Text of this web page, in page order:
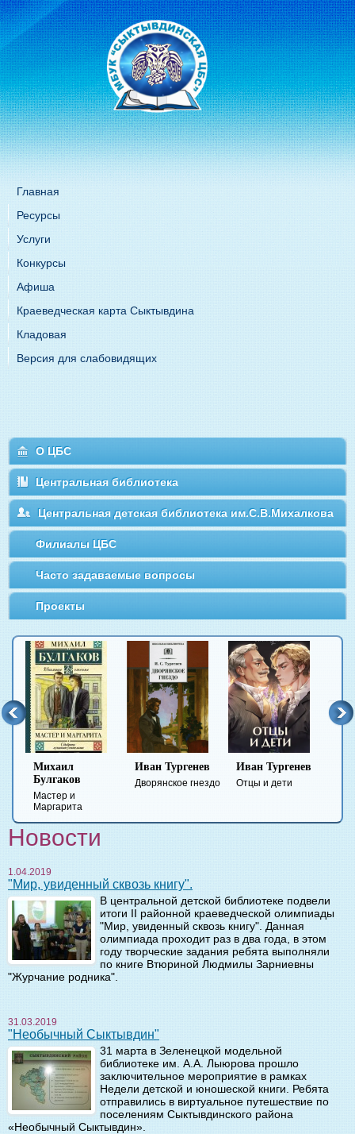
Главная
Ресурсы
Услуги
Конкурсы
Афиша
Краеведческая карта Сыктывдина
Кладовая
Версия для слабовидящих
О ЦБС
Центральная библиотека
Центральная детская библиотека им.С.В.Михалкова
Филиалы ЦБС
Часто задаваемые вопросы
Проекты
Михаил
Булгаков
Мастер и
Маргарита
Иван Тургенев
Дворянское гнездо
Иван Тургенев
Отцы и дети
Федор
Новости
1.04.2019
"Мир, увиденный сквозь книгу".
В центральной детской библиотеке подвели
итоги II районной краеведческой олимпиады
"Мир, увиденный сквозь книгу". Данная
олимпиада проходит раз в два года, в этом
году творческие задания ребята выполняли
по книге Втюриной Людмилы Зарниевны
"Журчание родника".
31.03.2019
"Необычный Сыктывдин"
31 марта в Зеленецкой модельной
библиотеке им. А.А. Лыюрова прошло
заключительное мероприятие в рамках
Недели детской и юношеской книги. Ребята
отправились в виртуальное путешествие по
поселениям Сыктывдинского района
«Необычный Сыктывдин».